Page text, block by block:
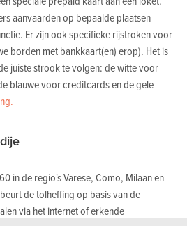
aanvaarden op bepaalde plaatsen
Er zijn ook specifieke rijstroken voor
borden met bankkaart(en) erop). Het is
juiste strook te volgen: de witte voor
blauwe voor creditcards en de gele
in de regio's Varese, Como, Milaan en
de tolheffing op basis van de
via het internet of erkende